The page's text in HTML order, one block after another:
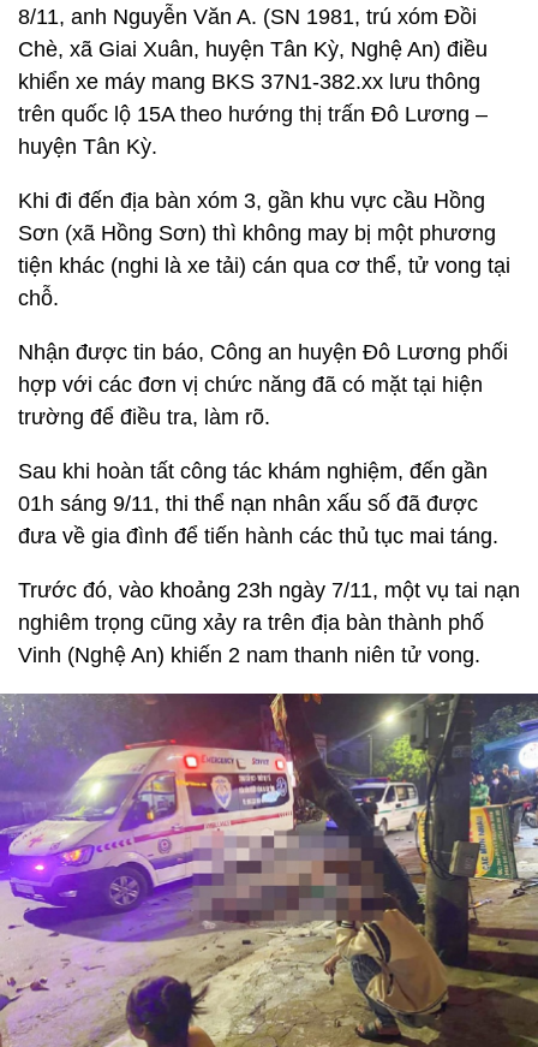
8/11, anh Nguyễn Văn A. (SN 1981, trú xóm Đồi
Chè, xã Giai Xuân, huyện Tân Kỳ, Nghệ An) điều
khiển xe máy mang BKS 37N1-382.xx lưu thông
trên quốc lộ 15A theo hướng thị trấn Đô Lương –
huyện Tân Kỳ.
Khi đi đến địa bàn xóm 3, gần khu vực cầu Hồng
Sơn (xã Hồng Sơn) thì không may bị một phương
tiện khác (nghi là xe tải) cán qua cơ thể, tử vong tại
chỗ.
Nhận được tin báo, Công an huyện Đô Lương phối
hợp với các đơn vị chức năng đã có mặt tại hiện
trường để điều tra, làm rõ.
Sau khi hoàn tất công tác khám nghiệm, đến gần
01h sáng 9/11, thi thể nạn nhân xấu số đã được
đưa về gia đình để tiến hành các thủ tục mai táng.
Trước đó, vào khoảng 23h ngày 7/11, một vụ tai nạn
nghiêm trọng cũng xảy ra trên địa bàn thành phố
Vinh (Nghệ An) khiến 2 nam thanh niên tử vong.